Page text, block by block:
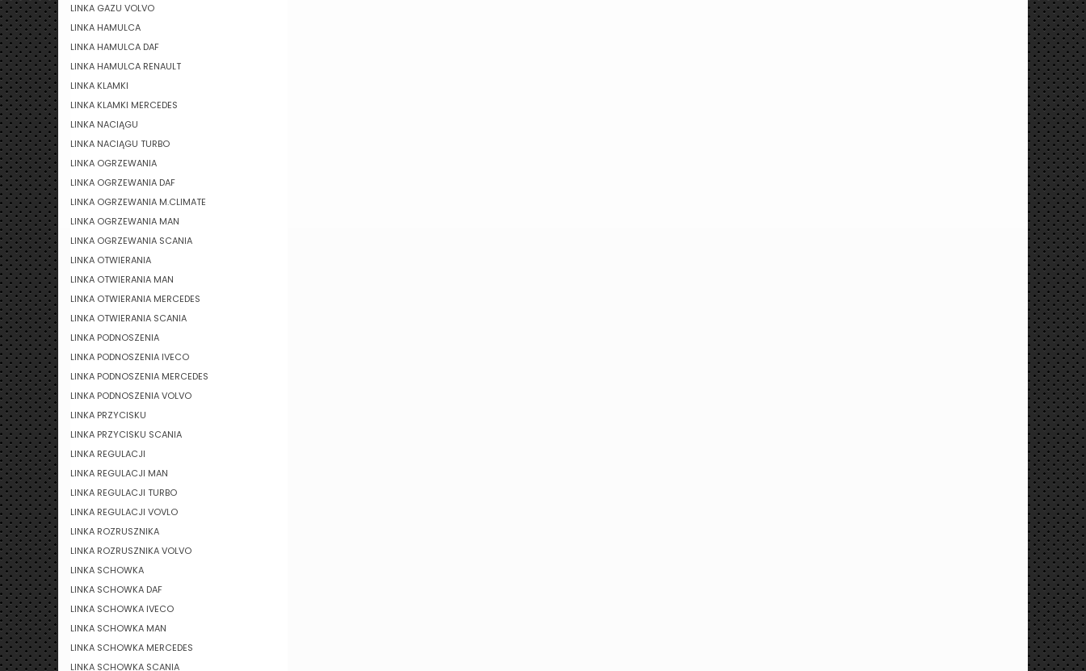
LINKA GAZU VOLVO
LINKA HAMULCA
LINKA HAMULCA DAF
LINKA HAMULCA RENAULT
LINKA KLAMKI
LINKA KLAMKI MERCEDES
LINKA NACIĄGU
LINKA NACIĄGU TURBO
LINKA OGRZEWANIA
LINKA OGRZEWANIA DAF
LINKA OGRZEWANIA M.CLIMATE
LINKA OGRZEWANIA MAN
LINKA OGRZEWANIA SCANIA
LINKA OTWIERANIA
LINKA OTWIERANIA MAN
LINKA OTWIERANIA MERCEDES
LINKA OTWIERANIA SCANIA
LINKA PODNOSZENIA
LINKA PODNOSZENIA IVECO
LINKA PODNOSZENIA MERCEDES
LINKA PODNOSZENIA VOLVO
LINKA PRZYCISKU
LINKA PRZYCISKU SCANIA
LINKA REGULACJI
LINKA REGULACJI MAN
LINKA REGULACJI TURBO
LINKA REGULACJI VOVLO
LINKA ROZRUSZNIKA
LINKA ROZRUSZNIKA VOLVO
LINKA SCHOWKA
LINKA SCHOWKA DAF
LINKA SCHOWKA IVECO
LINKA SCHOWKA MAN
LINKA SCHOWKA MERCEDES
LINKA SCHOWKA SCANIA